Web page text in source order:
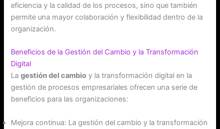
eficiencia y la calidad de los procesos, sino que también
permite una mayor colaboración y flexibilidad dentro de la
organización.
Beneficios de la Gestión del Cambio y la Transformación
Digital
Lagestión del cambio y la transformación digital en la
gestión de procesos empresariales ofrecen una serie de
beneficios para las organizaciones:
Mejora continua: La gestión del cambio y la transformación